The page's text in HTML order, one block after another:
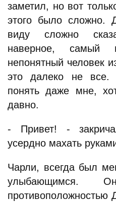
заметил, но вот
этого было сложно.
виду сложно
наверное, самый
непонятный человек
это далеко не все.
понять даже мне,
давно.
- Привет! -
усердно махать
Чарли, всегда был
улыбающимся.
противоположностью